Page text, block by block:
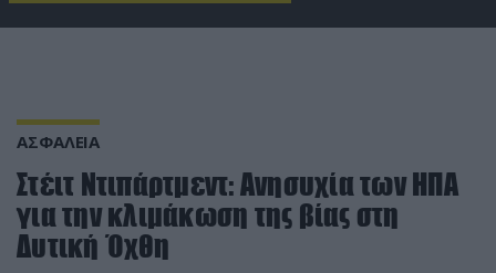
ΑΣΦΑΛΕΙΑ
Στέιτ Ντιπάρτμεντ: Ανησυχία των ΗΠΑ
για την κλιμάκωση της βίας στη
Δυτική Όχθη